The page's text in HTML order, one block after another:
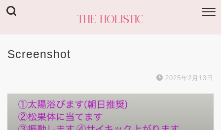
Screenshot
2025年2月13日